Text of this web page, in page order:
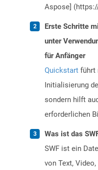
Aspose]
Erste Schritte
unter
für Anfänger
Quickstart führt
Initialisierung
sondern hilft
erforderlichen
Was ist das
SWF ist ein
von Text,